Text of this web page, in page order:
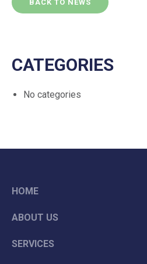
BACK TO NEWS
CATEGORIES
No categories
HOME
ABOUT US
SERVICES